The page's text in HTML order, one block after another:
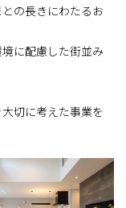
の長きにわたるお
に配慮した街並み
切に考えた事業を